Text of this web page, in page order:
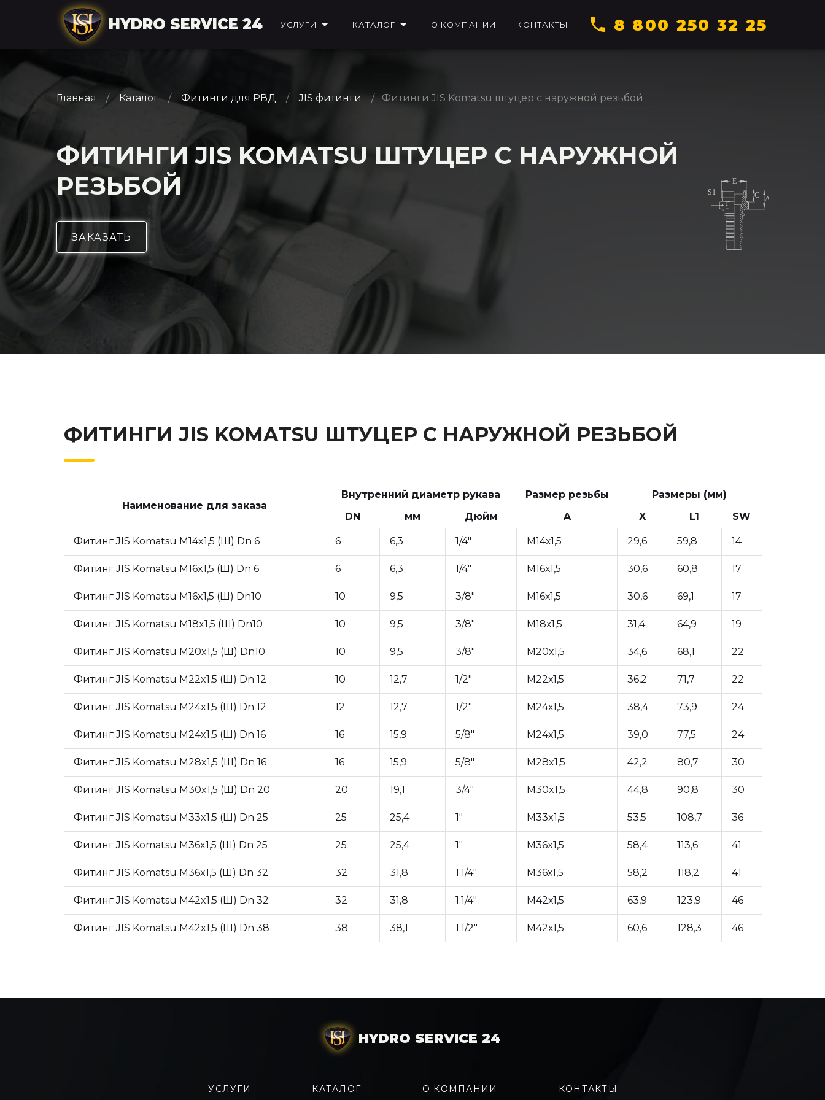
HYDRO SERVICE 24 УСЛУГИ КАТАЛОГ О КОМПАНИИ КОНТАКТЫ 8 800 250 32 25
Главная Каталог Фитинги для РВД JIS фитинги Фитинги JIS Komatsu штуцер с наружной резьбой
ФИТИНГИ JIS KOMATSU ШТУЦЕР С НАРУЖНОЙ
РЕЗЬБОЙ
ЗАКАЗАТЬ
ФИТИНГИ JIS KOMATSU ШТУЦЕР С НАРУЖНОЙ РЕЗЬБОЙ
Наименование для заказа
Внутренний диаметр рукава Размер резьбы
Размеры (мм)
DN
мм Дюйм A X L1 SW
Фитинг JIS Komatsu M14x1,5 (Ш) Dn 6 6 6,3 1/4" М14х1,5 29,6 59,8 14
Фитинг JIS Komatsu M16x1,5 (Ш) Dn 6 6 6,3 1/4" М16х1,5 30,6 60,8 17
Фитинг JIS Komatsu M16x1,5 (Ш) Dn10 10 9,5 3/8" М16х1,5 30,6 69,1 17
Фитинг JIS Komatsu M18x1,5 (Ш) Dn10 10 9,5 3/8" М18х1,5 31,4 64,9 19
Фитинг JIS Komatsu M20x1,5 (Ш) Dn10 10 9,5 3/8" М20х1,5 34,6 68,1 22
Фитинг JIS Komatsu M22x1,5 (Ш) Dn 12 10 12,7 1/2" М22х1,5 36,2 71,7 22
Фитинг JIS Komatsu M24x1,5 (Ш) Dn 12 12 12,7 1/2" М24х1,5 38,4 73,9 24
Фитинг JIS Komatsu M24x1,5 (Ш) Dn 16 16 15,9 5/8" М24х1,5 39,0 77,5 24
Фитинг JIS Komatsu M28x1,5 (Ш) Dn 16 16 15,9 5/8" M28x1,5 42,2 80,7 30
Фитинг JIS Komatsu M30x1,5 (Ш) Dn 20 20 19,1 3/4" M30x1,5 44,8 90,8 30
Фитинг JIS Komatsu M33x1,5 (Ш) Dn 25 25 25,4 1" M33x1,5 53,5 108,7 36
Фитинг JIS Komatsu M36x1,5 (Ш) Dn 25 25 25,4 1" M36x1,5 58,4 113,6 41
Фитинг JIS Komatsu M36x1,5 (Ш) Dn 32 32 31,8 1.1/4" М36х1,5 58,2 118,2 41
Фитинг JIS Komatsu M42x1,5 (Ш) Dn 32 32 31,8 1.1/4" М42х1,5 63,9 123,9 46
Фитинг JIS Komatsu M42x1,5 (Ш) Dn 38 38 38,1 1.1/2" М42х1,5 60,6 128,3 46
HYDRO SERVICE 24
УСЛУГИ КАТАЛОГ О КОМПАНИИ КОНТАКТЫ